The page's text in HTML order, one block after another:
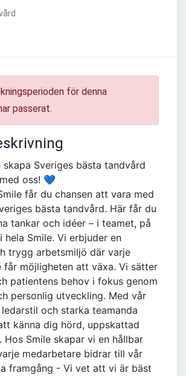
för denna
passerat.
skapa Sveriges bästa tandvård
oss! 💙
får du chansen att vara med
bästa tandvård. Här får du
tankar och idéer – i teamet, på
hela Smile. Vi erbjuder en
trygg arbetsmiljö där varje
får möjligheten att växa. Vi sätter
patientens behov i fokus genom
personlig utveckling. Med vår
och starka teamanda
känna dig hörd, uppskattad
Hos Smile skapar vi en hållbar
medarbetare bidrar till vår
framgång - Vi vet att vi är bäst